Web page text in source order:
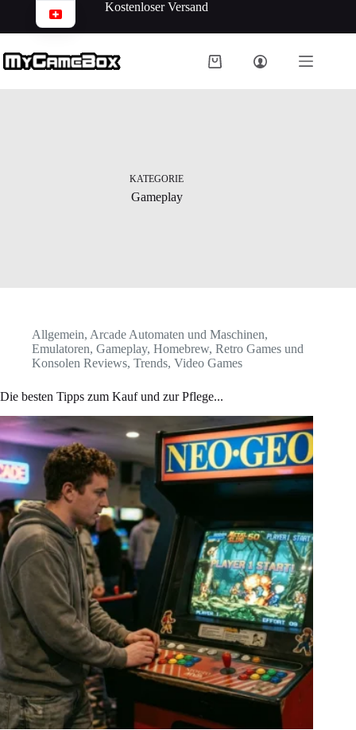
Kostenloser Versand
KATEGORIE
Gameplay
Allgemein, Arcade Automaten und Maschinen,
Emulatoren, Gameplay, Homebrew, Retro Games und
Konsolen Reviews, Trends, Video Games
Die besten Tipps zum Kauf und zur Pflege...